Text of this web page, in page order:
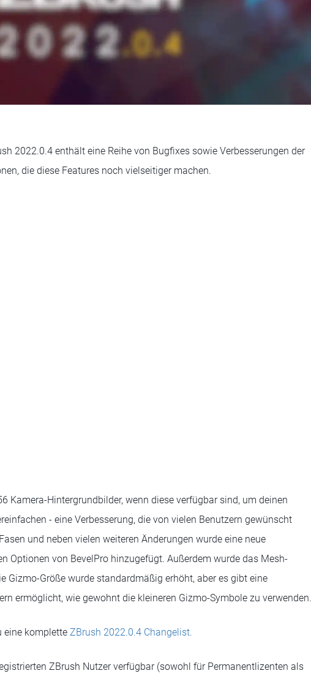
2022.0.4 enthält eine Reihe von Bugfixes sowie Verbesserungen der
die diese Features noch vielseitiger machen.
Kamera-Hintergrundbilder, wenn diese verfügbar sind, um deinen
- eine Verbesserung, die von vielen Benutzern gewünscht
und neben vielen weiteren Änderungen wurde eine neue
Optionen von BevelPro hinzugefügt. Außerdem wurde das Mesh-
Gizmo-Größe wurde standardmäßig erhöht, aber es gibt eine
ermöglicht, wie gewohnt die kleineren Gizmo-Symbole zu verwenden.
eine komplette ZBrush 2022.0.4 Changelist.
ZBrush Nutzer verfügbar (sowohl für Permanentlizenten als